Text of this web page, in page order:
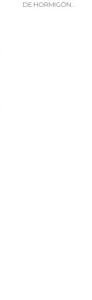
DE HORMIGÓN...